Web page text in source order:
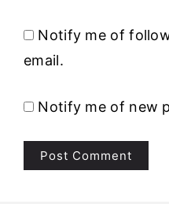
Notify me of
email.
Notify me of new